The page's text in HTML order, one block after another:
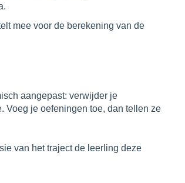
mee voor de berekening van de
aangepast: verwijder je
Voeg je oefeningen toe, dan tellen ze
van het traject de leerling deze